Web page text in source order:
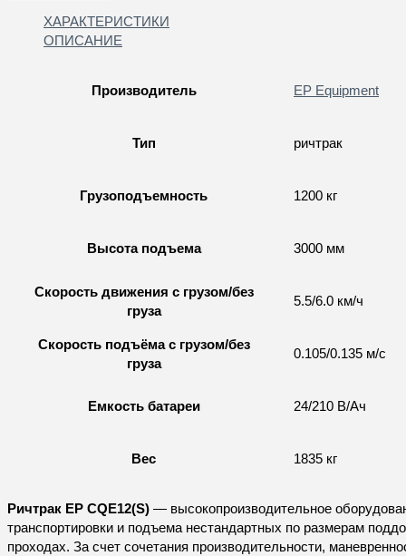
ХАРАКТЕРИСТИКИ
ОПИСАНИЕ
Производитель EP Equipment
Тип ричтрак
Грузоподъемность 1200 кг
Высота подъема 3000 мм
Скорость движения с грузом/без
груза
5.5/6.0 км/ч
Скорость подъёма с грузом/без
груза
0.105/0.135 м/с
Емкость батареи 24/210 В/Ач
Вес 1835 кг
Ричтрак EP CQE12(S) — высокопроизводительное
транспортировки и подъема нестандартных по размерам
проходах. За счет сочетания производительности,